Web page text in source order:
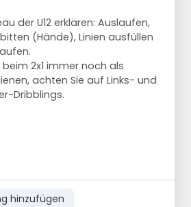
der U12 erklären: Auslaufen,
(Hände), Linien ausfüllen
2x1 immer noch als
achten Sie auf Links- und
Dribblings.
hinzufügen